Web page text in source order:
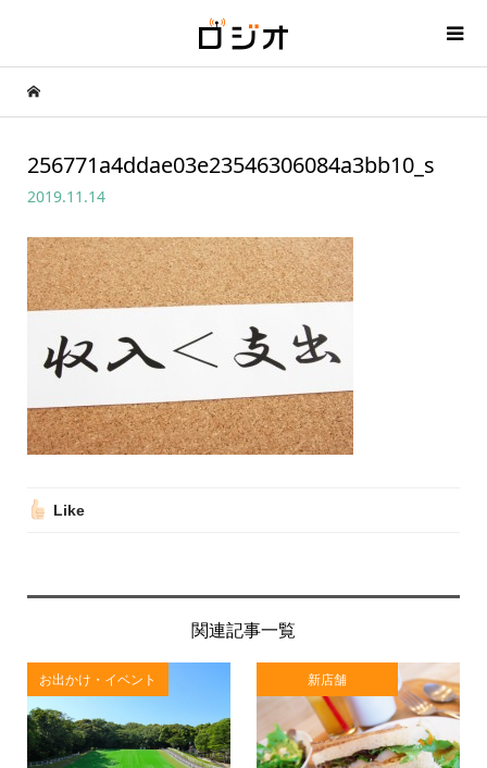
256771a4ddae03e23546306084a3bb10_s
2019.11.14
Like
関連記事一覧
お出かけ・イベント 新店舗